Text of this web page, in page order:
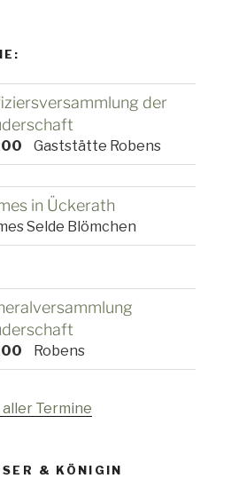
der
Gaststätte Robens
in Ückerath
Selde Blömchen
Robens
Termine
& KÖNIGIN